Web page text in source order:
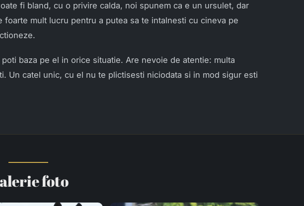
fi bland, cu o privire calda, noi spunem ca e un ursulet, dar
mult lucru pentru a putea sa te intalnesti cu cineva pe
baza pe el in orice situatie. Are nevoie de atentie: multa
Un catel unic, cu el nu te plictisesti niciodata si in mod sigur esti
foto